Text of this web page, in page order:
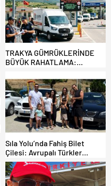
TRAKYA GÜMRÜKLERİNDE
BÜYÜK RAHATLAMA:
ARAÇLARA AÇILIYOR!
Sıla Yolu’nda Fahiş Bilet
Çilesi: Avrupalı Türkler
Karayollarına Akın Etti,
Gümrükler Kilitlendi!